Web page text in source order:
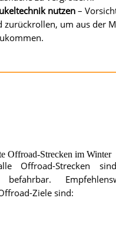
nutzen–
zurückrollen, um aus der
Offroad-Strecken im Winter
Offroad-Strecken
Ziele sind: